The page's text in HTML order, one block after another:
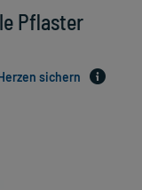
Pflaster
sichern